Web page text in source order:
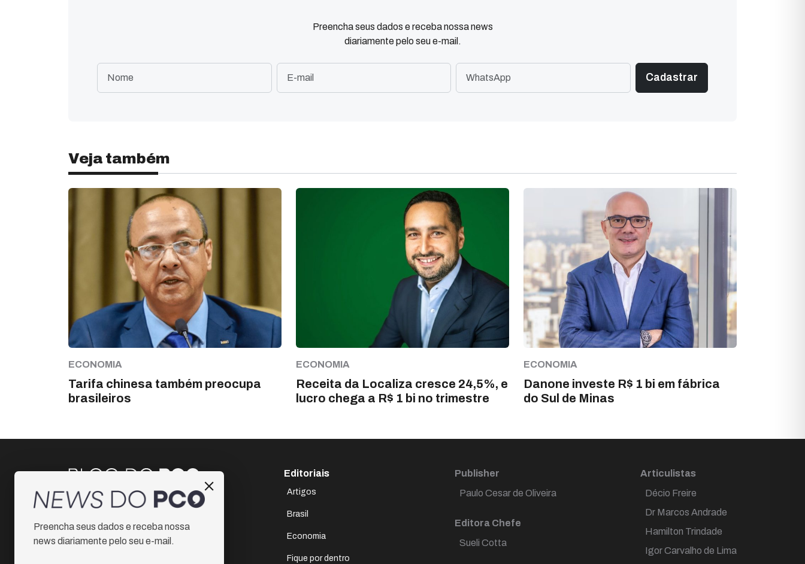
Preencha seus dados e receba nossa news
diariamente pelo seu e-mail.
Veja também
ECONOMIA
Tarifa chinesa também preocupa
brasileiros
ECONOMIA
Receita da Localiza cresce 24,5%, e
lucro chega a R$ 1 bi no trimestre
ECONOMIA
Danone investe R$ 1 bi em fábrica
do Sul de Minas
Instagram
Facebook
Editoriais
Artigos
Brasil
Economia
Fique por dentro
Publisher
Paulo Cesar de Oliveira
Editora Chefe
Sueli Cotta
Articulistas
Décio Freire
Dr Marcos Andrade
Hamilton Trindade
Igor Carvalho de Lima
Preencha seus dados e receba nossa
news diariamente pelo seu e-mail.